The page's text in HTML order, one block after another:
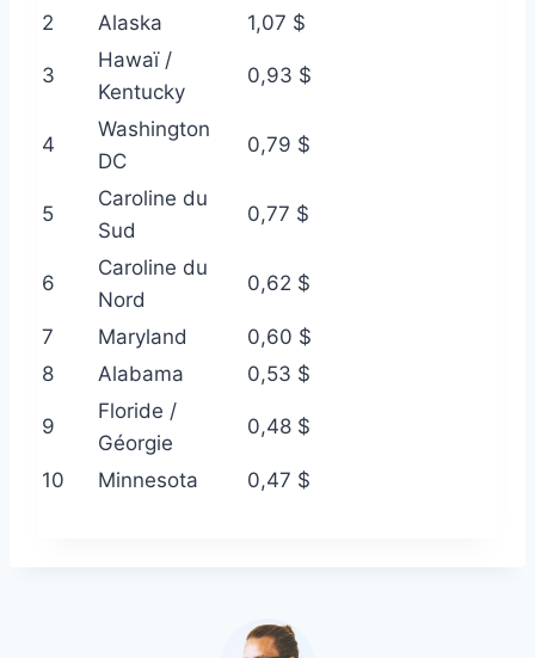
2
Alaska 1,07 $
3
Hawaï /
Kentucky
0,93 $
4
Washington
DC
0,79 $
5
Caroline du
Sud
0,77 $
6
Caroline du
Nord
0,62 $
7 Maryland
0,60 $
8
Alabama 0,53 $
9
Floride /
Géorgie
0,48 $
10 Minnesota 0,47 $